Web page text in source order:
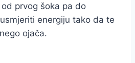
prvog šoka pa do
energiju tako da te
ojača.